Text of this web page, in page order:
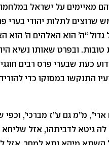
מאיימים על ישראל במלחמה
שרוצים לתלות יהודי בערי
גדול “ה’ הוא האלהים ה’
טובות. ובפרט שאותו נשיא
כעת שבערי פרס רבים
התנקשו במסוקו כדי
מ”מ גם ע”ז מברכי’, וכפי
לה גיטא לדביתהו, אזל